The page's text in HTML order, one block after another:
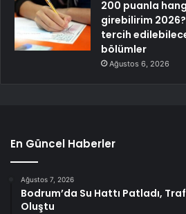
200 puanla
girebilirim
tercih
bölümler
Ağustos 6, 2026
En Güncel Haberler
Ağustos 7, 2026
Bodrum’da Su Hattı Patladı,
Oluştu